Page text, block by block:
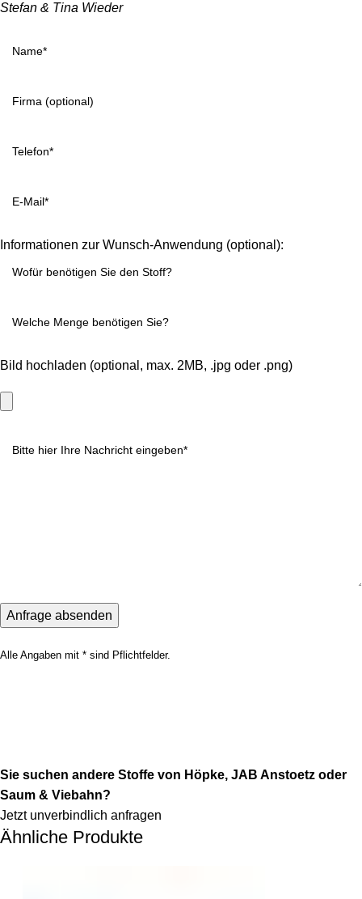
Stefan & Tina Wieder
Informationen zur Wunsch-Anwendung (optional):
Bild hochladen (optional, max. 2MB, .jpg oder .png)
Alle Angaben mit * sind Pflichtfelder.
Sie suchen andere Stoffe von Höpke, JAB Anstoetz oder
Saum & Viebahn?
Jetzt unverbindlich anfragen
Ähnliche Produkte